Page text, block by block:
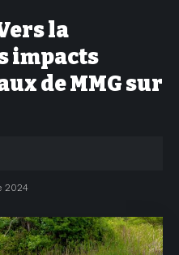
la
impacts
de MMG sur
2024